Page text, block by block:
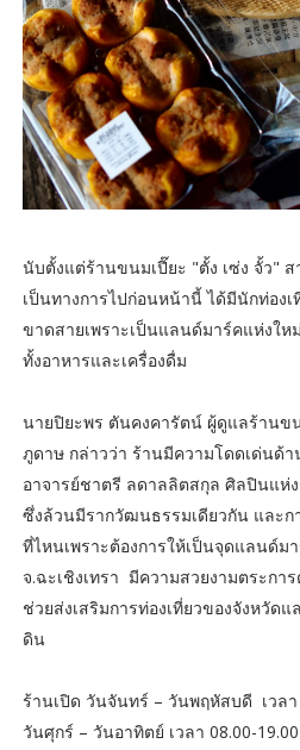
นับตั้งแต่ร้านขนมเปี๊ยะ "ตั้ง เซ่ง จั้ว"
เป็นทางการไปก่อนหน้านี้ ได้มีนักท่อง
ขาดสายเพราะเป็นแลนด์มาร์คแห่งให
ทั้งอาหารและเครื่องดื่ม
นายปิยะพร ตันคงคารัตน์ ผู้ดูแลร้านข
ภูดาษ กล่าวว่า ร้านมีความโดดเด่นด้
อาจารย์ชาตรี ลดาลลิตสกุล ศิลปินแ
ซึ่งล้วนมีรากวัฒนธรรมเดียวกัน และก
ที่ไหนเพราะต้องการให้เป็นจุดแลนด์ม
จ.ฉะเชิงเทรา มีความสวยงามตระกา
ช่วยส่งเสริมการท่องเที่ยวของจังหวั
ดิน
ร้านเปิด วันจันทร์ – วันพฤหัสบดี เวลา
วันศุกร์ – วันอาทิตย์ เวลา 08.00-